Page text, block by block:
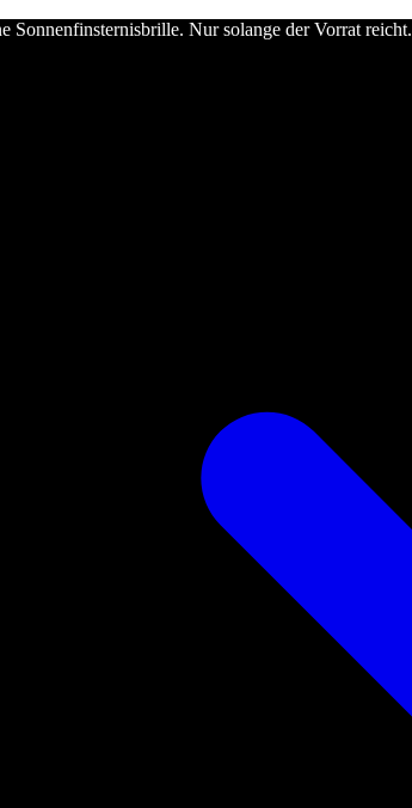
Sonnenfinsternisbrille. Nur solange der Vorrat reicht.